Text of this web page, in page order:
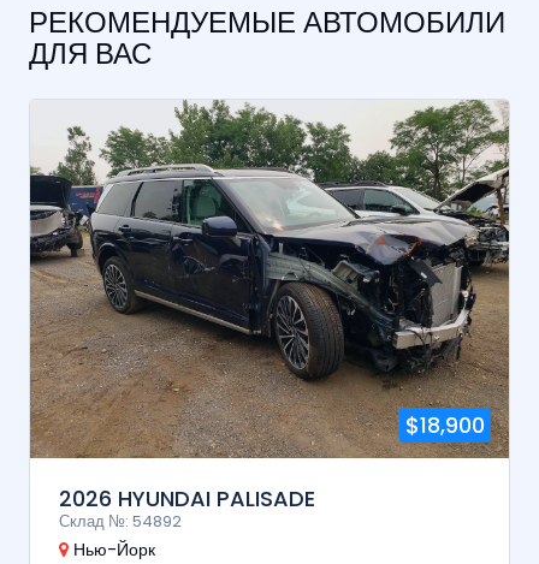
РЕКОМЕНДУЕМЫЕ АВТОМОБИЛИ
ДЛЯ ВАС
$18,900
2026 HYUNDAI PALISADE
Склад №: 54892
Нью-Йорк